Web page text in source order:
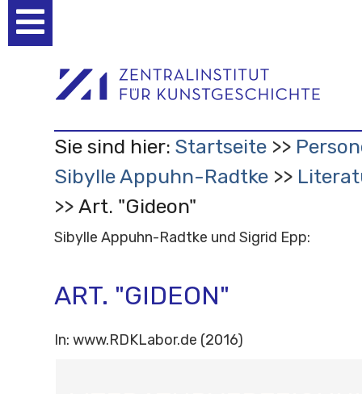
Werkzeuge
Sie sind hier: Startseite
Sibylle Appuhn-Radtke
Art. "Gideon"
Sibylle Appuhn-Radtke und Sigrid Epp:
ART. "GIDEON"
In: www.RDKLabor.de (2016)